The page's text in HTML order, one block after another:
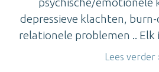
depressieve klachten,
relationele problemen .. Elk
Lees verder